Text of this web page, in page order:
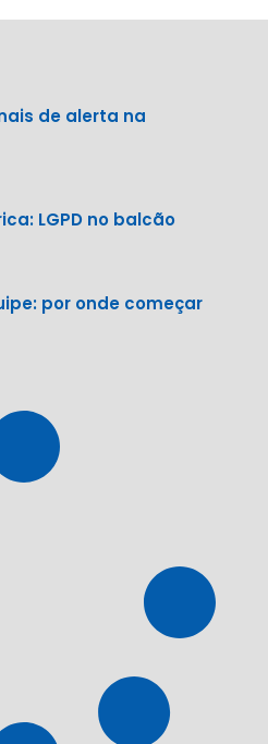
de alerta na
LGPD no balcão
por onde começar